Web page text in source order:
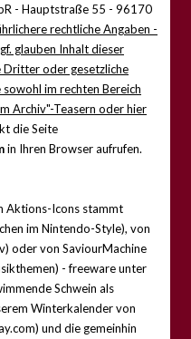
- Hauptstraße 55 - 96170
rechtliche Angaben -
glauben Inhalt dieser
Dritter oder gesetzliche
im rechten Bereich
Archiv"-Teasern oder hier
die Seite
in Ihren Browser aufrufen.
Aktions-Icons stammt
im Nintendo-Style), von
oder von SaviourMachine
- freeware unter
Schwein als
Winterkalender von
und die gemeinhin